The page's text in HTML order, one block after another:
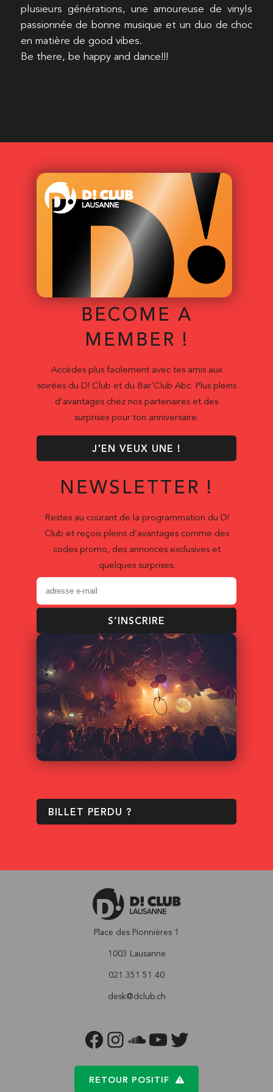
plusieurs générations, une amoureuse de vinyls
passionnée de bonne musique et un duo de choc
en matière de good vibes.
Be there, be happy and dance!!!
BECOME A
MEMBER !
Accédes plus facilement avec tes amis aux
soirées du D! Club et du Bar'Club Abc. Plus pleins
d’avantages chez nos partenaires et des
surprises pour ton anniversaire.
J'EN VEUX UNE !
NEWSLETTER !
Restes au courant de la programmation du D!
Club et reçois pleins d’avantages comme des
codes promo, des annonces exclusives et
quelques surprises.
S’INSCRIRE
BILLET PERDU ?
Place des Pionnières 1
1003 Lausanne
021 351 51 40
desk@dclub.ch
FACEBOOKINSTAGRAM
SOUNDCLOUD
YOUTUBETWITTER
RETOUR POSITIF